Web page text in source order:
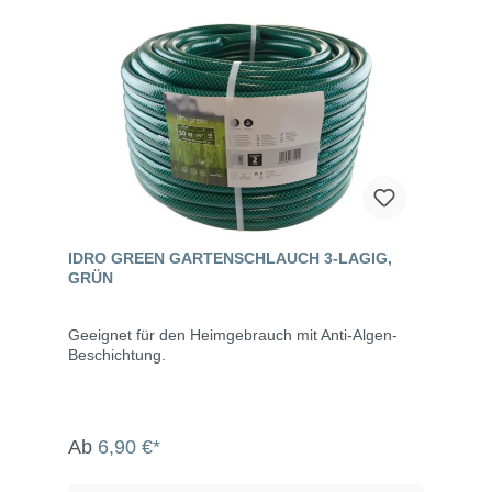
PVC, phthalatfrei Dichtung: Gummi
Schnellkupplungssystem am Eingang: Quick-Click
System Rohrdurchmesser: 25 x 7 mm
Temperaturbereich: -10°C bis +40°C
Betriebsdruck: 1 bis 3 bar Hydraulische
Eigenschaften Längem Druckbar
Ausbringmengel/h 7,5 1 3,0 2 5,0 3 8,0 15,0 1
5,0 2 9,0 3 13,0
IDRO GREEN GARTENSCHLAUCH 3-LAGIG,
GRÜN
Geeignet für den Heimgebrauch mit Anti-Algen-
Beschichtung.
Ab 6,90 €*